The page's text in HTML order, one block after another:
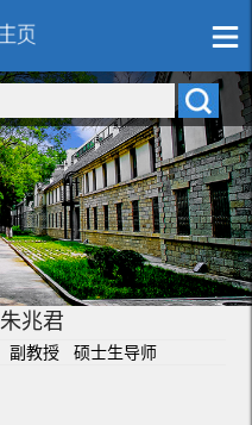
朱兆君
副教授 硕士生导师